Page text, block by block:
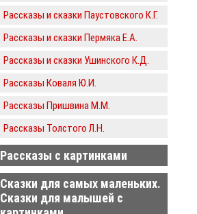
Рассказы и сказки Паустовского К.Г.
Рассказы и сказки Пермяка Е.А.
Рассказы и сказки Ушинского К.Д.
Рассказы Коваля Ю.И.
Рассказы Пришвина М.М.
Рассказы Толстого Л.Н.
Рассказы с картинками
Сказки для самых маленьких.
Сказки для малышей с